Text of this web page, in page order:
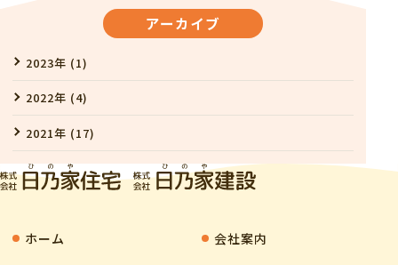
アーカイブ
2023年 (1)
2022年 (4)
2021年 (17)
ホーム
会社案内